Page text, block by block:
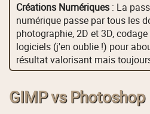
Créations Numériques : La
numérique passe par tous les
photographie, 2D et 3D,
logiciels (j'en oublie !) pour
résultat valorisant mais
GIMP vs Photoshop